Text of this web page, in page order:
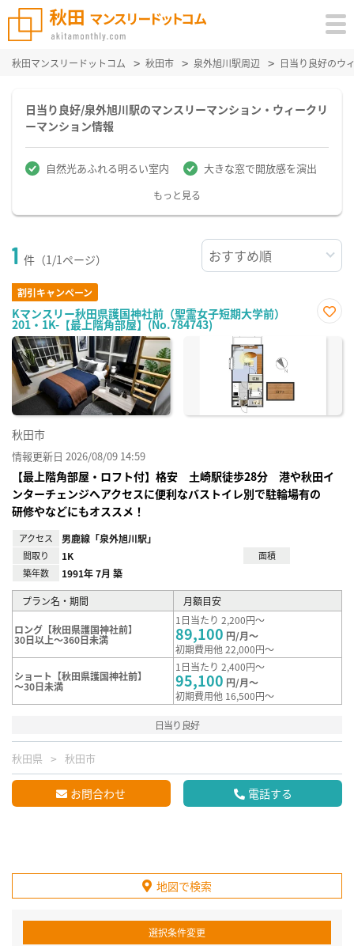
秋田マンスリードットコム 秋田市 泉外旭川駅周辺 日当り良好のウ
日当り良好/泉外旭川駅のマンスリーマンション・ウィークリ
ーマンション情報
自然光あふれる明るい室内 大きな窓で開放感を演出
もっと見る
1 件（1/1ページ）
割引キャンペーン
Kマンスリー秋田県護国神社前（聖霊女子短期大学前）
201・1K-【最上階角部屋】(No.784743)
に入
秋田市
情報更新日 2026/08/09 14:59
【最上階角部屋・ロフト付】格安 土崎駅徒歩28分 港や秋田イ
ンターチェンジへアクセスに便利なバストイレ別で駐輪場有の
研修やなどにもオススメ！
アクセス 男鹿線「泉外旭川駅」
間取り 1K
面積
築年数
1991年 7月 築
プラン名・期間 月額目安
ロング【秋田県護国神社前】
30日以上～360日未満
1日当たり 2,200円～
89,100 円/月～
初期費用他 22,000円～
ショート【秋田県護国神社前】
～30日未満
1日当たり 2,400円～
95,100 円/月～
初期費用他 16,500円～
日当り良好
秋田県 秋田市
お問合わせ 電話する
地図で検索
選択条件変更